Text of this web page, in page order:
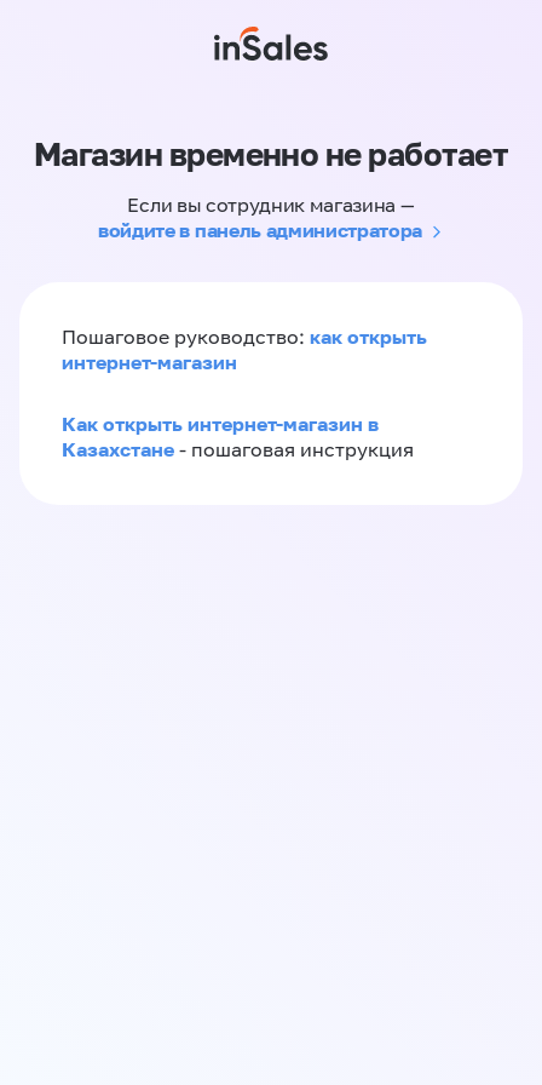
Магазин временно не работает
Если вы сотрудник магазина —
войдите в панель администратора
Пошаговое руководство: как открыть
интернет-магазин
Как открыть интернет-магазин в
Казахстане - пошаговая инструкция